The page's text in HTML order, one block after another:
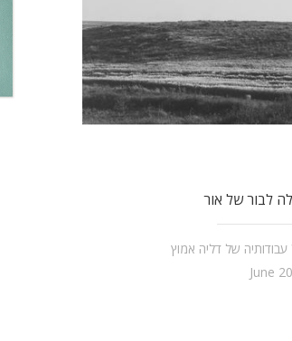
לבור של אור
של דליה אמוץ
June